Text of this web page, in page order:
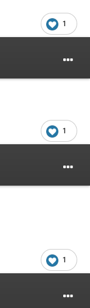
1
1
1